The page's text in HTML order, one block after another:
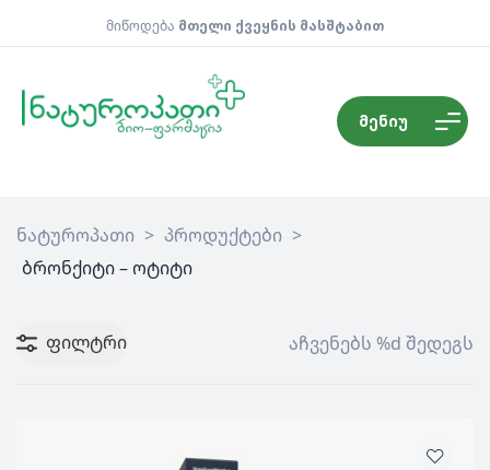
მიწოდება მთელი ქვეყნის მასშტაბით
მენიუ
ნატუროპათი > პროდუქტები >
ბრონქიტი – ოტიტი
ფილტრი აჩვენებს %d შედეგს